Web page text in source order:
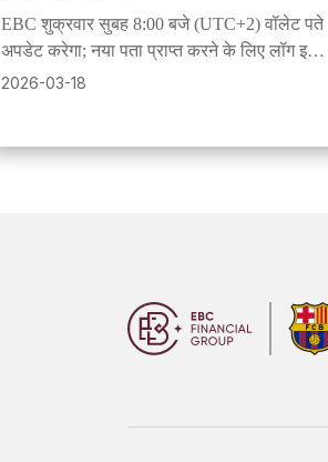
EBC शुक्रवार सुबह 8:00 बजे (UTC+2) वॉलेट पते
अपडेट करेगा; नया पता प्राप्त करने के लिए लॉग इन
करें। पुराने पतों पर भेजी गई धनराशि सुरक्षित रहती है
2026-03-18